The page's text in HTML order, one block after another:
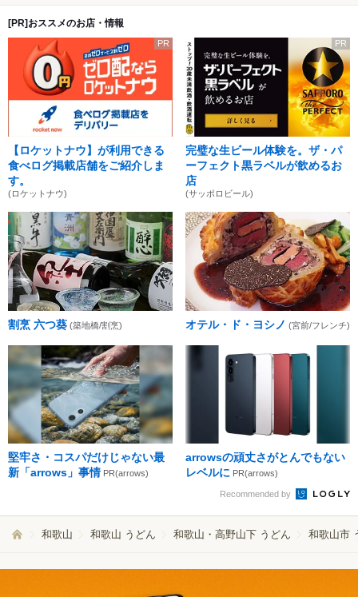
[PR]おススメのお店・情報
PR
【ロケットナウ】が利用できる
食べログ掲載店舗をご紹介しま
す。
(ロケットナウ)
PR
完璧な生ビール体験を。ザ・パ
ーフェクト黒ラベルが飲めるお
店
(サッポロビール)
割烹 六つ葵 (築地橋/割烹) オテル・ド・ヨシノ (宮前/フレンチ)
堅牢さ・コスパだけじゃない最
新「arrows」事情 PR(arrows)
arrowsの頑丈さがとんでもない
レベルに PR(arrows)
Recommended by
和歌山 和歌山 うどん 和歌山・高野山下 うどん 和歌山市